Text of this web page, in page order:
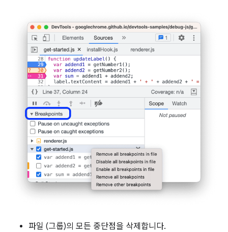
파일 (그룹)의 모든 중단점을 삭제합니다.